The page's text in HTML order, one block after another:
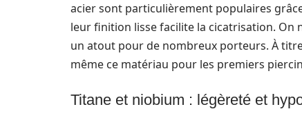
acier sont particulièrement populaires
leur finition lisse facilite la cicatrisation. On
un atout pour de nombreux porteurs. À
même ce matériau pour les premiers
Titane et niobium : légèreté et